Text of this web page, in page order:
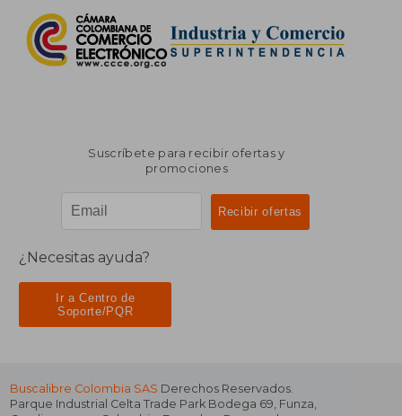
Suscríbete para recibir ofertas y
promociones
¿Necesitas ayuda?
Ir a Centro de
Soporte/PQR
Buscalibre Colombia SAS Derechos Reservados.
Parque Industrial Celta Trade Park Bodega 69, Funza,